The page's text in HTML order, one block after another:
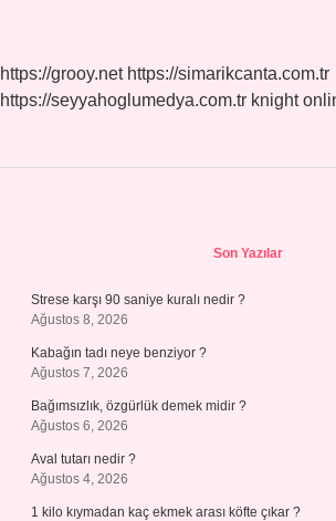
https://grooy.net https://simarikcanta.com.tr
https://seyyahoglumedya.com.tr knight
Son Yazılar
Strese karşı 90 saniye kuralı nedir ?
Ağustos 8, 2026
Kabağın tadı neye benziyor ?
Ağustos 7, 2026
Bağımsızlık, özgürlük demek midir ?
Ağustos 6, 2026
Aval tutarı nedir ?
Ağustos 4, 2026
1 kilo kıymadan kaç ekmek arası köfte çıkar ?